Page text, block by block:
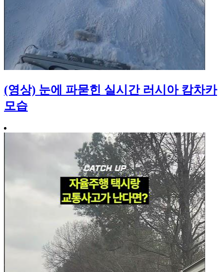
(영상) 눈에 파묻힌 실시간 러시아 캄차카
모습